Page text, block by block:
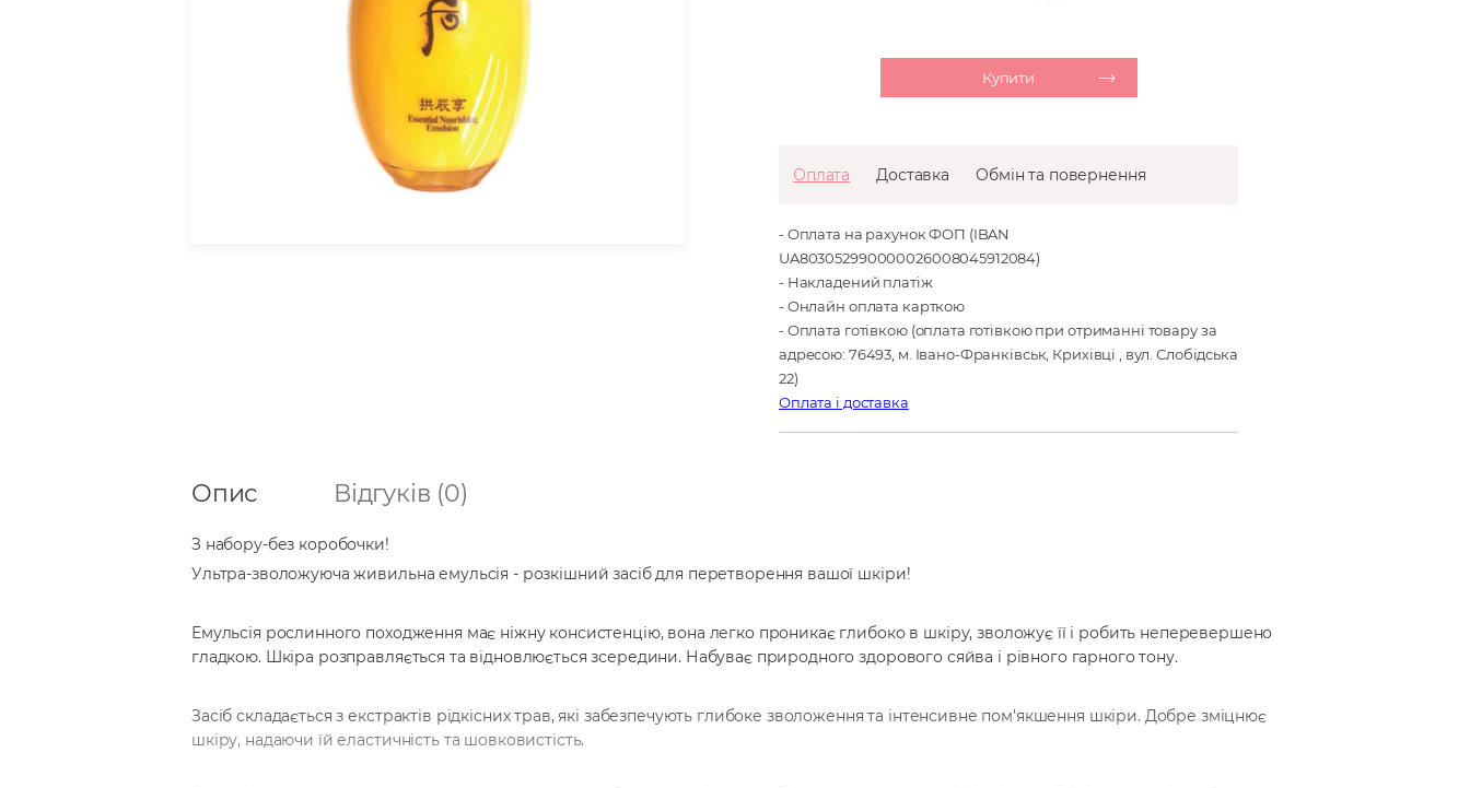
Купити
Оплата Доставка Обмін та повернення
- Оплата на рахунок ФОП (IBAN
UA803052990000026008045912084)
- Накладений платіж
- Онлайн оплата карткою
- Оплата готівкою (оплата готівкою при отриманні товару за
адресою: 76493, м. Івано-Франківськ, Крихівці , вул. Слобідська
22)
Оплата і доставка
Опис Відгуків (0)
З набору-без коробочки!
Ультра-зволожуюча живильна емульсія - розкішний засіб для перетворення вашої шкіри!
Емульсія рослинного походження має ніжну консистенцію, вона легко проникає глибоко в шкіру, зволожує її і робить неперевершено
гладкою. Шкіра розправляється та відновлюється зсередини. Набуває природного здорового сяйва і рівного гарного тону.
Засіб складається з екстрактів рідкісних трав, які забезпечують глибоке зволоження та інтенсивне пом'якшення шкіри. Добре зміцнює
шкіру, надаючи їй еластичність та шовковистість.